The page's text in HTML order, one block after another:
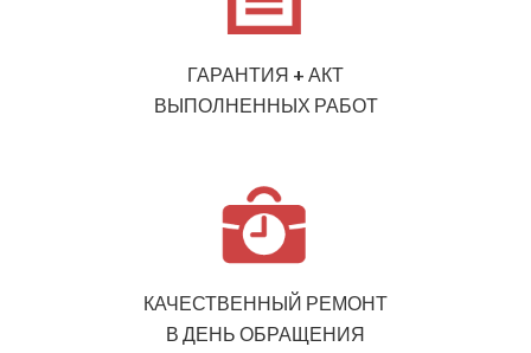
ГАРАНТИЯ + АКТ
ВЫПОЛНЕННЫХ РАБОТ
КАЧЕСТВЕННЫЙ РЕМОНТ
В ДЕНЬ ОБРАЩЕНИЯ